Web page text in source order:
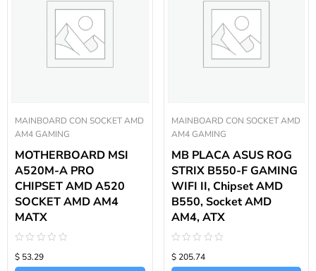
MAINBOARD CON SOCKET AMD
AM4 GAMING
MOTHERBOARD MSI
A520M-A PRO
CHIPSET AMD A520
SOCKET AMD AM4
MATX
con
0
$ 53.29
MAINBOARD CON SOCKET AMD
AM4 GAMING
MB PLACA ASUS ROG
STRIX B550-F GAMING
WIFI II, Chipset AMD
B550, Socket AMD
AM4, ATX
con
0
$ 205.74